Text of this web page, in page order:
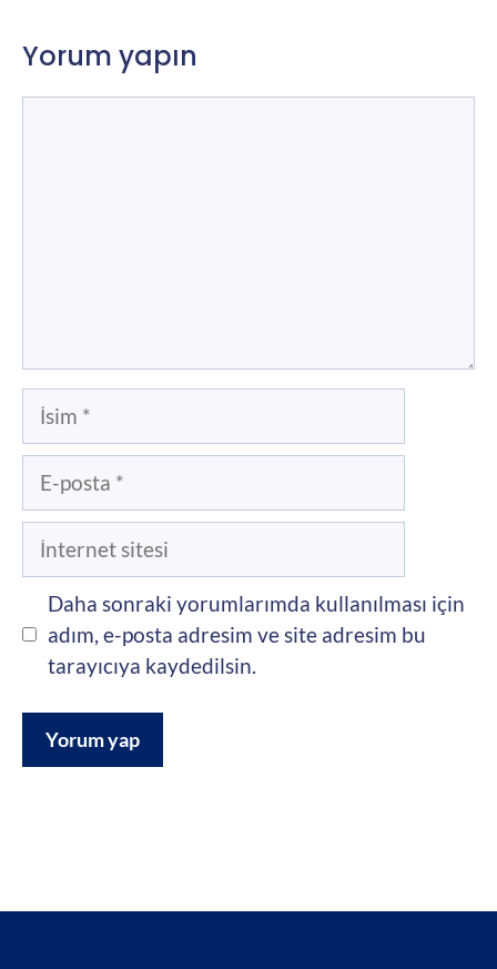
Yorum yapın
İsim
posta
İnternet
sitesi
Daha sonraki yorumlarımda kullanılması için
adım, e-posta adresim ve site adresim bu
tarayıcıya kaydedilsin.